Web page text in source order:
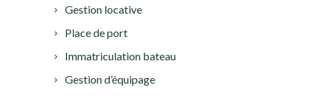
Gestion locative
Place de port
Immatriculation bateau
Gestion d’équipage